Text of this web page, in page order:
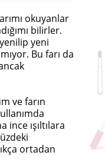
okuyanlar
bilirler.
yeni
Bu farı da
ve farın
ince ışıltılara
ortadan